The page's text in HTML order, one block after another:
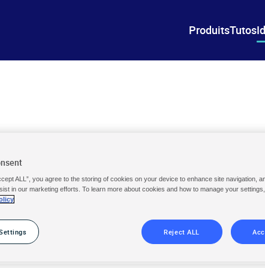
ProduitsTutos
dans une piscine d’idées
! 💦
ALL”, you agree to the storing of cookies on your device to enhance site navigation,
in our marketing efforts. To learn more about cookies and how to manage your
Reject ALL